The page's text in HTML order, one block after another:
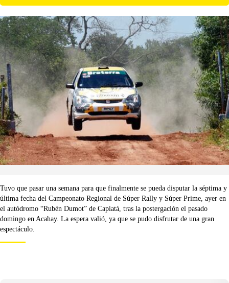
Tuvo que pasar una semana para que finalmente se pueda disputar la séptima y
última fecha del Campeonato Regional de Súper Rally y Súper Prime, ayer en
el autódromo “Rubén Dumot” de Capiatá, tras la postergación el pasado
domingo en Acahay. La espera valió, ya que se pudo disfrutar de una gran
espectáculo.